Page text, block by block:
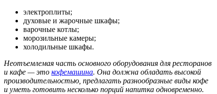
электроплиты;
духовые и жарочные шкафы;
варочные котлы;
морозильные камеры;
холодильные шкафы.
Неотъемлемая часть основного оборудования для ресторанов
и кафе — это кофемашина. Она должна обладать высокой
производительностью, предлагать разнообразные виды кофе
и уметь готовить несколько порций напитка одновременно.